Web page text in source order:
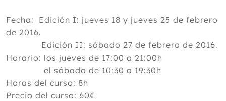
Fecha: Edición I: jueves 18 y jueves 25 de febrero
de 2016.
Edición II: sábado 27 de febrero de 2016.
Horario: los jueves de 17:00 a 21:00h
el sábado de 10:30 a 19:30h
Horas del curso: 8h
Precio del curso: 60€